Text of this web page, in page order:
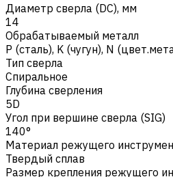
Диаметр сверла (DC), мм
14
Обрабатываемый металл
Р (сталь), K (чугун), N
Тип сверла
Спиральное
Глубина сверления
5D
Угол при вершине сверла (SIG)
140°
Материал режущего
Твердый сплав
Размер крепления режущего